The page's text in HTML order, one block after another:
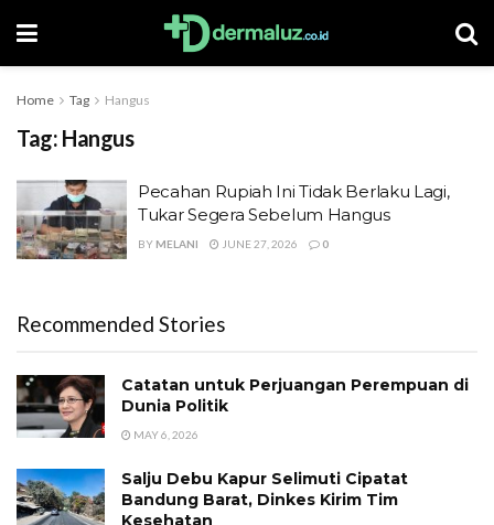
Home Tag Hangus
Tag: Hangus
Pecahan Rupiah Ini Tidak Berlaku Lagi,
Tukar Segera Sebelum Hangus
BY MELANI JUNE 27, 2026 0
Recommended Stories
Catatan untuk Perjuangan Perempuan di
Dunia Politik
MAY 6, 2026
Salju Debu Kapur Selimuti Cipatat
Bandung Barat, Dinkes Kirim Tim
Kesehatan